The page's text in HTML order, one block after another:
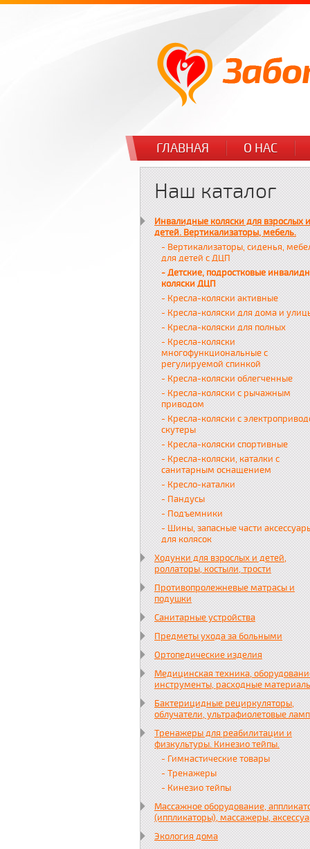
ГЛАВНАЯ О НАС
Наш каталог
Инвалидные коляски для взрослых и
детей. Вертикализаторы, мебель.
- Вертикализаторы, сиденья,
для детей с ДЦП
- Детские, подростковые
коляски ДЦП
- Кресла-коляски активные
- Кресла-коляски для дома и
- Кресла-коляски для полных
- Кресла-коляски
многофункциональные с
регулируемой спинкой
- Кресла-коляски облегченные
- Кресла-коляски с рычажным
приводом
- Кресла-коляски с
скутеры
- Кресла-коляски спортивные
- Кресла-коляски, каталки с
санитарным оснащением
- Кресло-каталки
- Пандусы
- Подъемники
- Шины, запасные части
для колясок
Ходунки для взрослых и детей,
роллаторы, костыли, трости
Противопролежневые матрасы и
подушки
Санитарные устройства
Предметы ухода за больными
Ортопедические изделия
Медицинская техника,
инструменты, расходные
Бактерицидные рециркуляторы,
облучатели, ультрафиолетовые
Тренажеры для реабилитации и
физкультуры. Кинезио тейпы.
- Гимнастические товары
- Тренажеры
- Кинезио тейпы
Массажное оборудование,
(иппликаторы), массажеры,
Экология дома